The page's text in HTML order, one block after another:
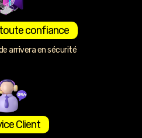
confiance
arrivera en sécurité
Client